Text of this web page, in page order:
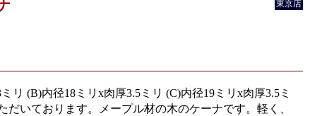
東京店
リ (B)内径18ミリx肉厚3.5ミリ (C)内径19ミリx肉厚3.5ミ
いております。メープル材の木のケーナです。軽く、